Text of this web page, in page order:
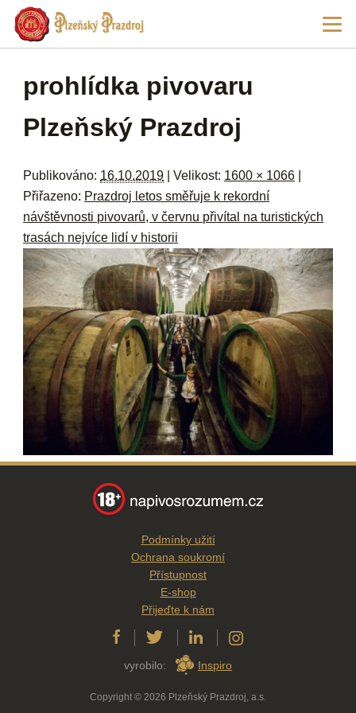
Navigace pro obrázky
prohlídka pivovaru
Plzeňský Prazdroj
Publikováno: 16.10.2019 | Velikost: 1600 × 1066
Přiřazeno: Prazdroj letos směřuje k rekordní
návštěvnosti pivovarů, v červnu přivítal na turistických
trasách nejvíce lidí v historii
Podmínky užití
Ochrana soukromí
Přístupnost
E-shop
Přijeďte k nám
vyrobilo: Inspiro
Copyright © 2026 Plzeňský Prazdroj, a.s.